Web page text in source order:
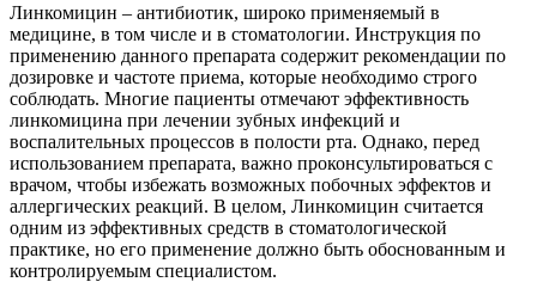
Линкомицин – антибиотик, широко применяемый в
медицине, в том числе и в стоматологии. Инструкция по
применению данного препарата содержит рекомендации по
дозировке и частоте приема, которые необходимо строго
соблюдать. Многие пациенты отмечают эффективность
линкомицина при лечении зубных инфекций и
воспалительных процессов в полости рта. Однако, перед
использованием препарата, важно проконсультироваться с
врачом, чтобы избежать возможных побочных эффектов и
аллергических реакций. В целом, Линкомицин считается
одним из эффективных средств в стоматологической
практике, но его применение должно быть обоснованным и
контролируемым специалистом.